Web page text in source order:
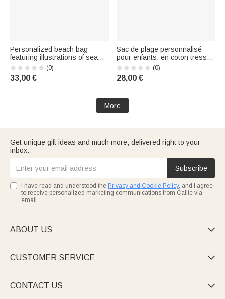
Personalized beach bag
featuring illustrations of sea
animals, with a first name –
Perfect for beach vacations,
the pool, birthday parties, or
(0)
33,00 €
Sac de plage personnalisé
pour enfants, en coton tressé,
avec motif floral mignon,
poignées arc-en-ciel et
prénom : cadeau idéal pour
la plage ou les anniversaires,
des
(0)
28,00 €
More
Get unique gift ideas and much more, delivered right to your
inbox.
Subscribe
I have read and understood the Privacy and Cookie Policy, and I agree
to receive personalized marketing communications from Callie via
email.
ABOUT US 
CUSTOMER SERVICE 
CONTACT US 